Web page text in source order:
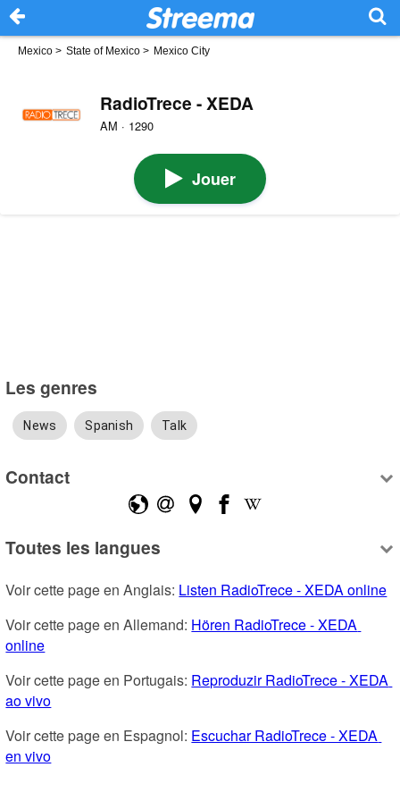
Mexico > State of Mexico > Mexico City
RadioTrece - XEDA
AM · 1290
Jouer
Les genres
News Spanish Talk
Contact
Toutes les langues
Voir cette page en Anglais: Listen RadioTrece - XEDA online
Voir cette page en Allemand: Hören RadioTrece - XEDA
online
Voir cette page en Portugais: Reproduzir RadioTrece - XEDA
ao vivo
Voir cette page en Espagnol: Escuchar RadioTrece - XEDA
en vivo